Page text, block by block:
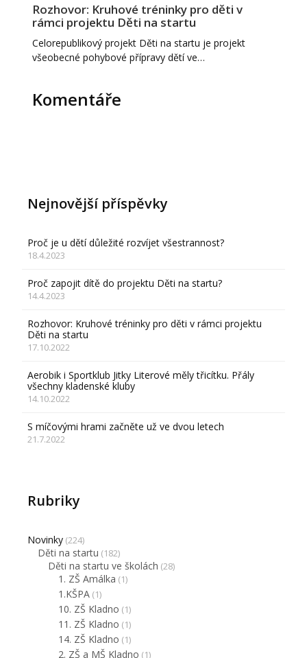
Rozhovor: Kruhové tréninky pro děti v
rámci projektu Děti na startu
Celorepublikový projekt Děti na startu je projekt
všeobecné pohybové přípravy dětí ve…
Komentáře
Nejnovější příspěvky
Proč je u dětí důležité rozvíjet všestrannost?
18.4.2023
Proč zapojit dítě do projektu Děti na startu?
14.4.2023
Rozhovor: Kruhové tréninky pro děti v rámci projektu
Děti na startu
17.10.2022
Aerobik i Sportklub Jitky Literové měly třicítku. Přály
všechny kladenské kluby
14.10.2022
S míčovými hrami začněte už ve dvou letech
21.7.2022
Rubriky
Novinky (224)
Děti na startu (182)
Děti na startu ve školách (28)
1. ZŠ Amálka (1)
1.KŠPA (1)
10. ZŠ Kladno (1)
11. ZŠ Kladno (1)
14. ZŠ Kladno (1)
2. ZŠ a MŠ Kladno (1)